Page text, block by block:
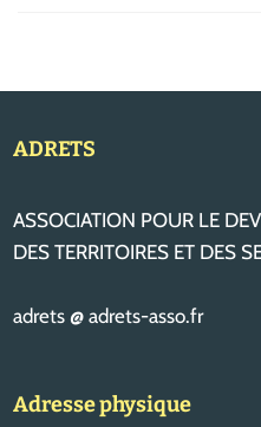
ADRETS
ASSOCIATION POUR LE
DES TERRITOIRES ET DES
adrets @ adrets-asso.fr
Adresse physique